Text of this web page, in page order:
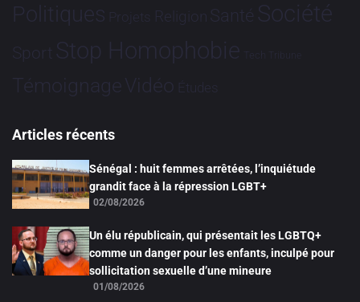
Politiques Projets Religion Santé Société
Sport Stop Homophobie Tech Tribune
TémoignageVidéo Études
Articles récents
Sénégal : huit femmes arrêtées, l’inquiétude
grandit face à la répression LGBT+
02/08/2026
Un élu républicain, qui présentait les LGBTQ+
comme un danger pour les enfants, inculpé pour
sollicitation sexuelle d’une mineure
01/08/2026